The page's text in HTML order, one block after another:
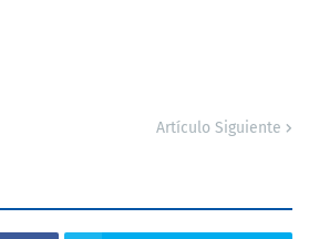
Artículo Siguiente